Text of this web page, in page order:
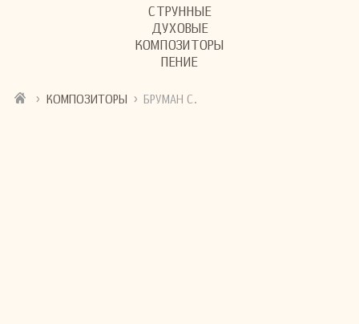
СТРУННЫЕ
ДУХОВЫЕ
КОМПОЗИТОРЫ
ПЕНИЕ
› КОМПОЗИТОРЫ › БРУМАН С.